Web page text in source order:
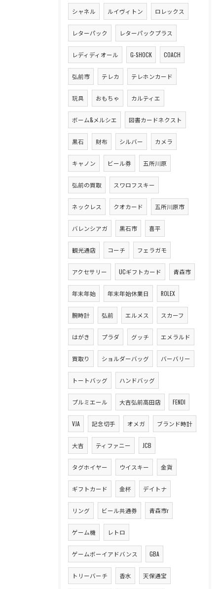
シャネル ルイヴィトン ロレックス
レターパック レターパックプラス
レディディオール G-SHOCK COACH
弘前市 テレカ テレホンカード
玩具 おもちゃ カルティエ
ボーム&メルシエ 図書カードネクスト
黒石 財布 シルバー カメラ
キャノン ビール券 五所川原
弘前の買取 スワロフスキー
ネックレス クオカード 五所川原市
バレンシアガ 黒石市 喜平
観光通店 コーチ フェラガモ
アクセサリー UCギフトカード 青森市
年末年始 年末年始休業日 ROLEX
腕時計 弘前 エルメス スカーフ
はがき プラダ グッチ エメラルド
買取り ショルダーバッグ バーバリー
トートバッグ ハンドバッグ
プルミエール 大吉弘前高田店 FENDI
VJA 記念切手 オメガ ブランド時計
大吉 ティファニー JCB
タグホイヤー ウイスキー 金貨
ギフトカード 金杯 デイトナ
リング ビール共通券 青森市r
ゲーム機 レトロ
ゲームボーイアドバンス GBA
トリーバーチ 香水 天保通宝